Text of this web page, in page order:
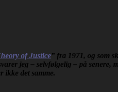
of Justice” fra 1971, og som
jeg – selvfølgelig – på senere,
ikke det samme.